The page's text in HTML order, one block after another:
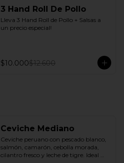
3 Hand Roll De Pollo
Lleva 3 Hand Roll de Pollo + Salsas a
un precio especial!
$10.000$12.600
Ceviche Mediano
Ceviche peruano con pescado blanco,
salmón, camarón, cebolla morada,
cilantro fresco y leche de tigre. Ideal